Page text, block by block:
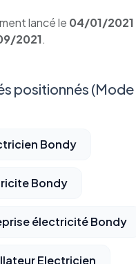
lancé le 04/01/2021
2021.
positionnés (Mode
Bondy
Bondy
électricité Bondy
Electricien